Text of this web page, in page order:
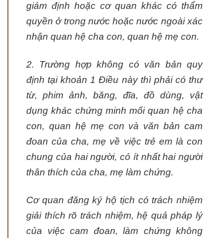
giám định hoặc cơ quan khác có thẩm
quyền ở trong nước hoặc nước ngoài xác
nhận quan hệ cha con, quan hệ mẹ con.
2. Trường hợp không có văn bản quy
định tại khoản 1 Điều này thì phải có thư
từ, phim ảnh, băng, đĩa, đồ dùng, vật
dụng khác chứng minh mối quan hệ cha
con, quan hệ mẹ con và văn bản cam
đoan của cha, mẹ về việc trẻ em là con
chung của hai người, có ít nhất hai người
thân thích của cha, mẹ làm chứng.
Cơ quan đăng ký hộ tịch có trách nhiệm
giải thích rõ trách nhiệm, hệ quả pháp lý
của việc cam đoan, làm chứng không